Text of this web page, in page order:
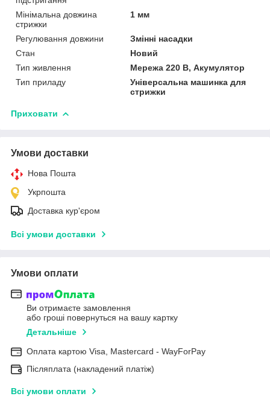
Мінімальна довжина
стрижки
1 мм
Регулювання довжини
Змінні насадки
Стан
Новий
Тип живлення
Мережа 220 В, Акумулятор
Тип приладу
Універсальна машинка для
стрижки
Приховати
Умови доставки
Нова Пошта
Укрпошта
Доставка кур'єром
Всі умови доставки
Умови оплати
Ви отримаєте замовлення
або гроші повернуться на вашу картку
Детальніше
Оплата картою Visa, Mastercard - WayForPay
Післяплата (накладений платіж)
Всі умови оплати